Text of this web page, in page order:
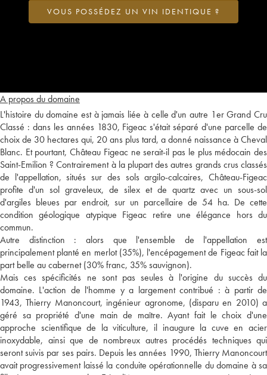
A propos du domaine
L'histoire du domaine est à jamais liée à celle d'un autre 1er Grand Cru
Classé : dans les années 1830, Figeac s'était séparé d'une parcelle de
choix de 30 hectares qui, 20 ans plus tard, a donné naissance à Cheval
Blanc. Et pourtant, Château Figeac ne serait-il pas le plus médocain des
Saint-Emilion ? Contrairement à la plupart des autres grands crus classés
de l'appellation, situés sur des sols argilo-calcaires, Château-Figeac
profite d'un sol graveleux, de silex et de quartz avec un sous-sol
d'argiles bleues par endroit, sur un parcellaire de 54 ha. De cette
condition géologique atypique Figeac retire une élégance hors du
commun.
Autre distinction : alors que l'ensemble de l'appellation est
principalement planté en merlot (35%), l'encépagement de Figeac fait la
part belle au cabernet (30% franc, 35% sauvignon).
Mais ces spécificités ne sont pas seules à l'origine du succès du
domaine. L'action de l'homme y a largement contribué : à partir de
1943, Thierry Manoncourt, ingénieur agronome, (disparu en 2010) a
géré sa propriété d'une main de maître. Ayant fait le choix d'une
approche scientifique de la viticulture, il inaugure la cuve en acier
inoxydable, ainsi que de nombreux autres procédés techniques qui
seront suivis par ses pairs. Depuis les années 1990, Thierry Manoncourt
avait progressivement laissé la conduite opérationnelle du domaine à sa
VOUS POSSÉDEZ UN VIN IDENTIQUE ?